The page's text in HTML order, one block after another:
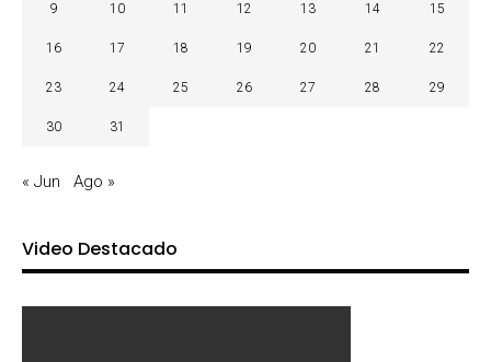
9 10 11 12 13 14 15
16 17 18 19 20 21 22
23 24 25 26 27 28 29
30 31
« Jun Ago »
Video Destacado